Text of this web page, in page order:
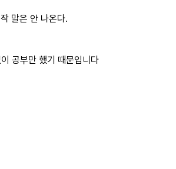
말은 안 나온다.
공부만 했기 때문입니다